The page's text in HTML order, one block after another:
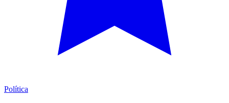
Política